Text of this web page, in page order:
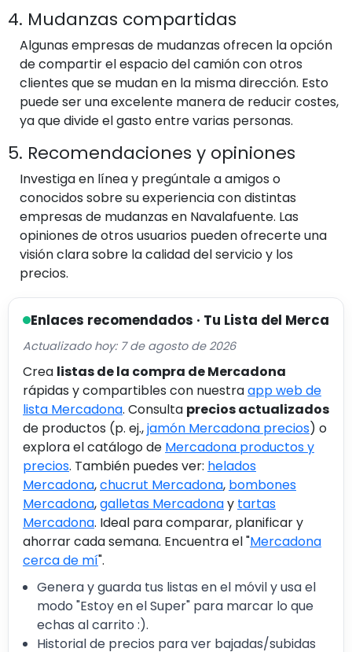
4. Mudanzas compartidas
Algunas empresas de mudanzas ofrecen la opción
de compartir el espacio del camión con otros
clientes que se mudan en la misma dirección. Esto
puede ser una excelente manera de reducir costes,
ya que divide el gasto entre varias personas.
5. Recomendaciones y opiniones
Investiga en línea y pregúntale a amigos o
conocidos sobre su experiencia con distintas
empresas de mudanzas en Navalafuente. Las
opiniones de otros usuarios pueden ofrecerte una
visión clara sobre la calidad del servicio y los
precios.
Enlaces recomendados · Tu Lista del Merca
Actualizado hoy: 7 de agosto de 2026
Crea listas de la compra de Mercadona
rápidas y compartibles con nuestraapp web de
lista Mercadona. Consulta precios actualizados
de productos (p. ej.,jamón Mercadona precios) o
explora el catálogo de Mercadona productos y
precios. También puedes ver: helados
Mercadona,chucrut Mercadona, bombones
Mercadona,galletas Mercadonay tartas
Mercadona. Ideal para comparar, planificar y
ahorrar cada semana. Encuentra el "Mercadona
cerca de mí".
Genera y guarda tus listas en el móvil y usa el
modo "Estoy en el Super" para marcar lo que
echas al carrito :).
Historial de precios para ver bajadas/subidas